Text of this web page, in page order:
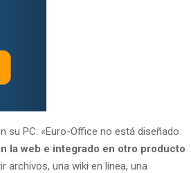
su PC: «Euro-Office no está diseñado
la web e integrado en otro producto
archivos, una wiki en línea, una